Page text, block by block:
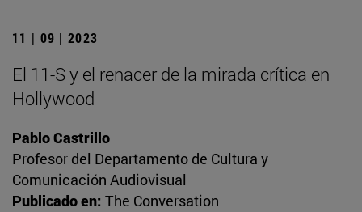
11 | 09 | 2023
El 11-S y el renacer de la mirada crítica en
Hollywood
Pablo Castrillo
Profesor del Departamento de Cultura y
Comunicación Audiovisual
Publicado en: The Conversation